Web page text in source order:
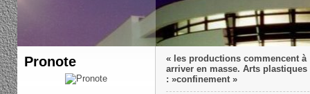
Pronote « les productions commencent à
arriver en masse. Arts plastiques
: »confinement »